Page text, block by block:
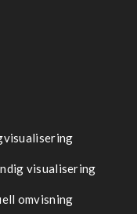
visualisering
omvisning